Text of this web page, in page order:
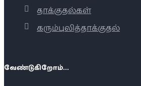
தாக்குதல்கள்
கரும்புலித்தாக்குதல்
வேண்டுகிறோம்...